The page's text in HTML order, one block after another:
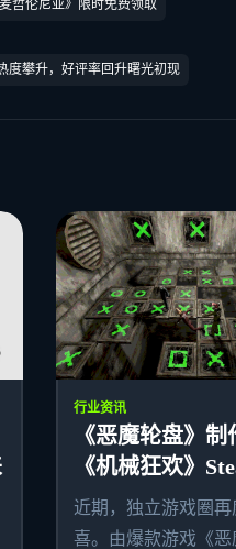
哲伦尼亚》限时免费领取
度攀升，好评率回升曙光初现
行业资讯
《恶魔轮盘》
《机械狂欢》
近期，独立游戏圈再
喜。由爆款游戏《恶